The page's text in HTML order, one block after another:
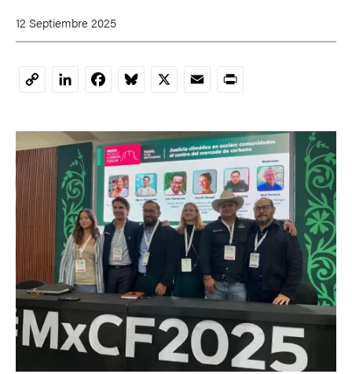
12 Septiembre 2025
CopyLinkedInFacebookBluesky
X EmailPrint